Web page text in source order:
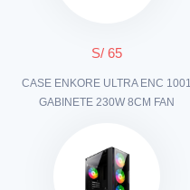
S/ 65
CASE ENKORE ULTRA ENC 1001
GABINETE 230W 8CM FAN